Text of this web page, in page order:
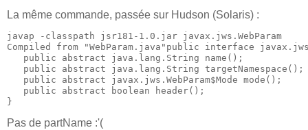
La même commande, passée sur Hudson (Solaris) :
javap -classpath jsr181-1.0.jar javax.jws.WebParam
Compiled from "WebParam.java"public interface
public abstract java.lang.String name();
public abstract java.lang.String targetNamespace();
public abstract javax.jws.WebParam$Mode mode();
public abstract boolean header();
}
Pas de partName :'(